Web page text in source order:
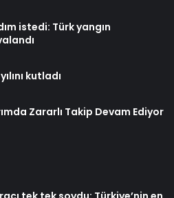
istedi: Türk yangın
kutladı
Zararlı Takip Devam Ediyor